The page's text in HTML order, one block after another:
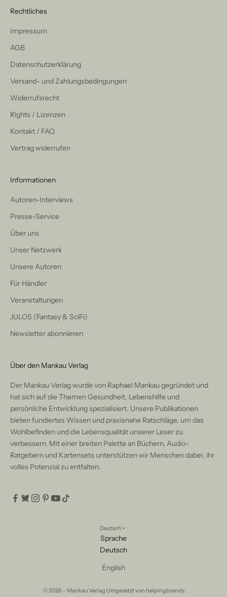
Rechtliches
Impressum
AGB
Datenschutzerklärung
Versand- und Zahlungsbedingungen
Widerrufsrecht
Rights / Lizenzen
Kontakt / FAQ
Vertrag widerrufen
Informationen
Autoren-Interviews
Presse-Service
Über uns
Unser Netzwerk
Unsere Autoren
Für Händler
Veranstaltungen
JULOS (Fantasy & SciFi)
Newsletter abonnieren
Über den Mankau Verlag
Der Mankau Verlag wurde von Raphael Mankau gegründet und
hat sich auf die Themen Gesundheit, Lebenshilfe und
persönliche Entwicklung spezialisiert. Unsere Publikationen
bieten fundiertes Wissen und praxisnahe Ratschläge, um das
Wohlbefinden und die Lebensqualität unserer Leser zu
verbessern. Mit einer breiten Palette an Büchern, Audio-
Ratgebern und Kartensets unterstützen wir Menschen dabei, ihr
volles Potenzial zu entfalten.
Deutsch
Sprache
Deutsch
English
© 2026 - Mankau Verlag Umgesetzt von helpingbrands